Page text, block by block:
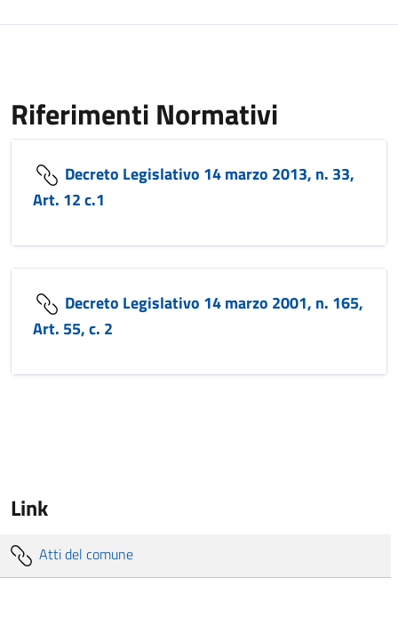
Riferimenti Normativi
Decreto Legislativo 14 marzo 2013, n. 33,
Art. 12 c.1
Decreto Legislativo 14 marzo 2001, n. 165,
Art. 55, c. 2
Link
Atti del comune